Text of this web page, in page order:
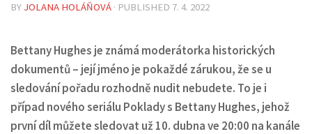
BY JOLANA HOLÁŇOVÁ · PUBLISHED 7. 4. 2022
Bettany Hughes je známá moderátorka historických
dokumentů – její jméno je pokaždé zárukou, že se u
sledování pořadu rozhodně nudit nebudete. To je i
případ nového seriálu Poklady s Bettany Hughes, jehož
první díl můžete sledovat už 10. dubna ve 20:00 na kanále